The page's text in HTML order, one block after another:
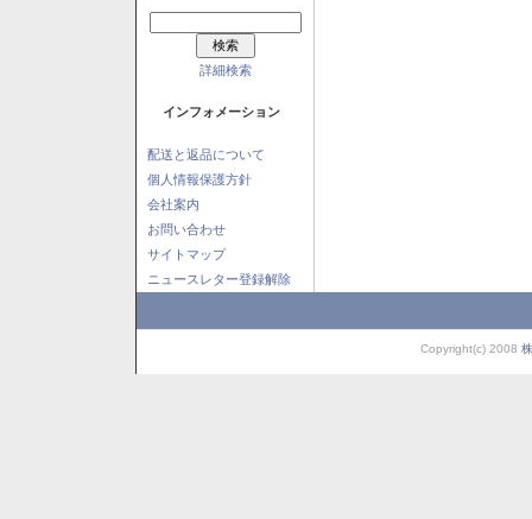
詳細検索
インフォメーション
配送と返品について
個人情報保護方針
会社案内
お問い合わせ
サイトマップ
ニュースレター登録解除
Copyright(c) 2008